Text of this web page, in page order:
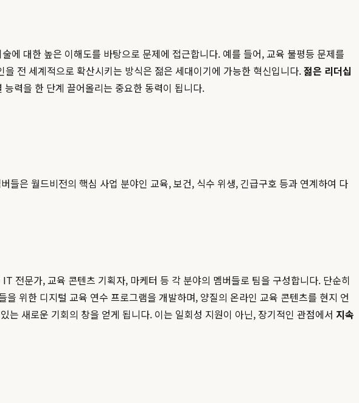
에 대한 높은 이해도를 바탕으로 문제에 접근합니다. 예를 들어, 교육 불평등 문제를
전 세계적으로 확산시키는 방식은 젊은 세대이기에 가능한 혁신입니다.젊은 리더십
력을 한 단계 끌어올리는 중요한 동력이 됩니다.
은 월드비전의 핵심 사업 분야인 교육, 보건, 식수 위생, 긴급구호 등과 연계하여 다
전문가, 교육 콘텐츠 기획자, 마케터 등 각 분야의 멤버들로 팀을 구성합니다. 단순히
위한 디지털 교육 연수 프로그램을 개발하며, 양질의 온라인 교육 콘텐츠를 현지 언
새로운 기회의 창을 얻게 됩니다. 이는 일회성 지원이 아닌, 장기적인 관점에서 지속